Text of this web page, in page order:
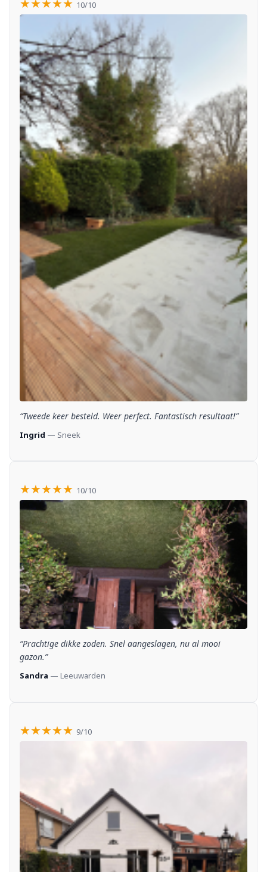
★★★★★ 10/10
“Tweede keer besteld. Weer perfect. Fantastisch resultaat!”
Ingrid — Sneek
★★★★★ 10/10
“Prachtige dikke zoden. Snel aangeslagen, nu al mooi
gazon.”
Sandra — Leeuwarden
★★★★★ 9/10